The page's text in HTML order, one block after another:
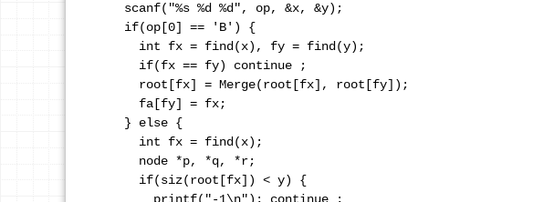
    scanf("%s %d %d", op, &x, &y);
    if(op[0] == 'B') {
      int fx = find(x), fy = find(y);
      if(fx == fy) continue ;
      root[fx] = Merge(root[fx], root[fy]);
      fa[fy] = fx;
    } else {
      int fx = find(x);
      node *p, *q, *r;
      if(siz(root[fx]) < y) {